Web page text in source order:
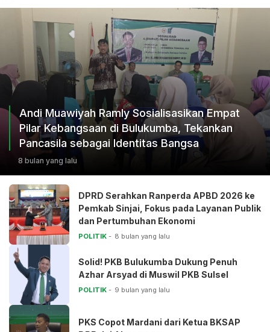
Andi Muawiyah Ramly Sosialisasikan Empat
Pilar Kebangsaan di Bulukumba, Tekankan
Pancasila sebagai Identitas Bangsa
8 bulan yang lalu
DPRD Serahkan Ranperda APBD 2026 ke
Pemkab Sinjai, Fokus pada Layanan Publik
dan Pertumbuhan Ekonomi
POLITIK 8 bulan yang lalu
Solid! PKB Bulukumba Dukung Penuh
Azhar Arsyad di Muswil PKB Sulsel
POLITIK 9 bulan yang lalu
PKS Copot Mardani dari Ketua BKSAP